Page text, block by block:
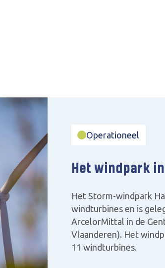
Operationeel
Het windpark in
Het Storm-windpark
windturbines en is
ArcelorMittal in de
Vlaanderen). Het
11 windturbines. ‍